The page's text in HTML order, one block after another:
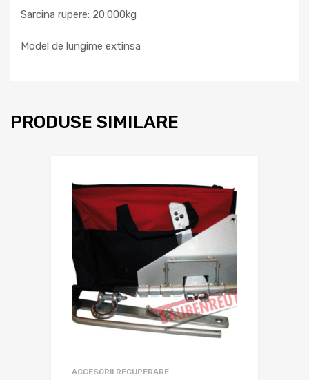
Sarcina rupere: 20.000kg
Model de lungime extinsa
PRODUSE SIMILARE
ACCESORII RECUPERARE